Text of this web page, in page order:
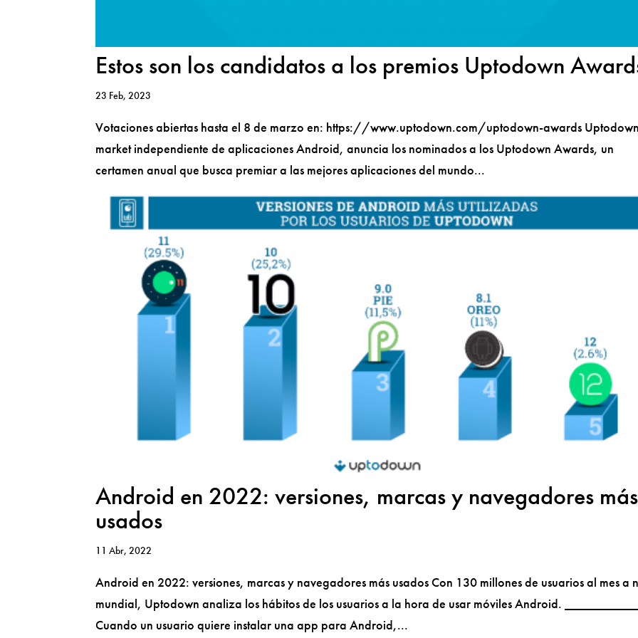
Estos son los candidatos a los premios Uptodown
23 Feb, 2023
Votaciones abiertas hasta el 8 de marzo en: https://www.uptodown.com/uptodown-awards
market independiente de aplicaciones Android, anuncia los nominados a los Uptodown Awards, un
certamen anual que busca premiar a las mejores aplicaciones del mundo...
Android en 2022: versiones, marcas y navegadores más
usados
11 Abr, 2022
Android en 2022: versiones, marcas y navegadores más usados Con 130 millones de usuarios al mes a
mundial, Uptodown analiza los hábitos de los usuarios a la hora de usar móviles Android. _______________
Cuando un usuario quiere instalar una app para Android,...